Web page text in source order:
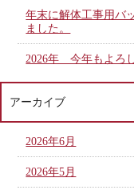
年末に解体工事用バ
ました。
2026年 今年もよろ
アーカイブ
2026年6月
2026年5月